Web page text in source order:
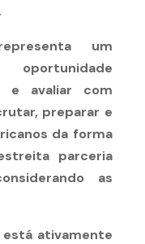
um
e avaliar com
preparar e
da forma
parceria
as
está ativamente